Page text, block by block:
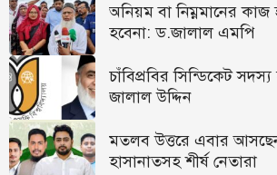
অনিয়ম বা নিম্নমানের
হবেনা: ড.জালাল এমপি
চাঁবিপ্রবির সিন্ডিকেট
জালাল উদ্দিন
মতলব উত্তরে এবার
হাসানাতসহ শীর্ষ নেতারা